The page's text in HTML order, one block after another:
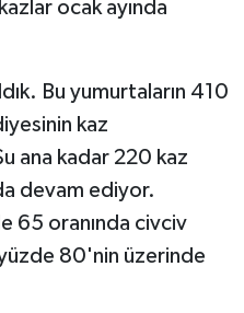
ocak ayında
Bu yumurtaların 410
kaz
ana kadar 220 kaz
devam ediyor.
65 oranında civciv
80'nin üzerinde